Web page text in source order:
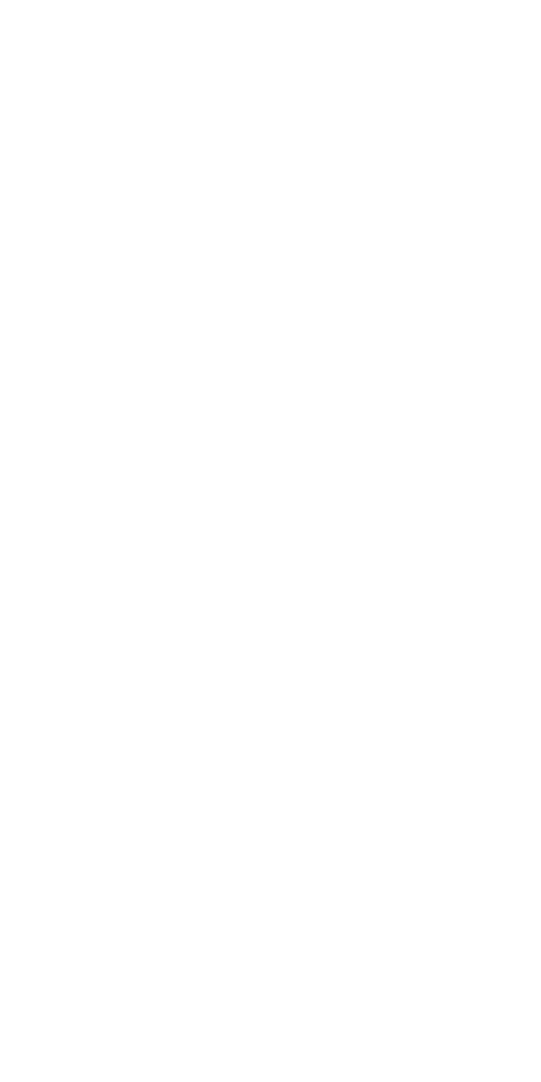
Bete „Rote Kugel“ ist eine
runde und
Rübensorte. Diese
In der Ausgewogenen und
Küche sind Rote Rüben
oder eingelegt, sind sie
und Mineralstoffe.
Rote Beten für den
Sie diese bis Ende Oktober
Schlagen Sie die Kugeln in
und überwintern Sie diese
Mit dem Anbau dieser
Rote Bete Sorte
Sie die Erhaltung der
Aktion:Sparpackung!
€*
„Forono“ ist eine
raschwüchsige und
Vereinzeln Sie die
Winterbedarf einlagern
sollten Sie diese bis
ernten. Schlagen Sie die
Sand ein und
Bete Burpees Golden
Bete „Burpees Golden“
einen süßen, aromatischen
Die vielfältigen
gesundheitlichen
machen dieses Gemüse so
ist diese gelbe
lange Züchtung mit
€*
Rote Bete (Bio)
schießende, gleichmäßig